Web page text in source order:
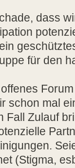
dass
für den
schon mal
Fall Zulauf
(Stigma,